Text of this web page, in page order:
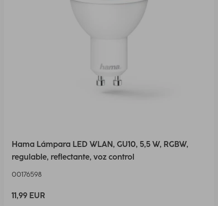
Hama Lámpara LED WLAN, GU10, 5,5 W, RGBW,
regulable, reflectante, voz control
00176598
11,99 EUR